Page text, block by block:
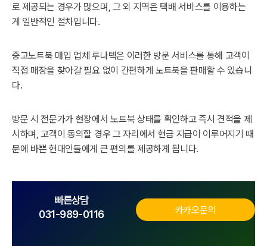
로 제공되는 경우가 많으며, 그 외 지역은 택배 서비스를 이용하는
게 일반적인 절차입니다.
중고노트북 매입 업체 루나텍은 이러한 방문 서비스를 통해 고객이
직접 매장을 찾아갈 필요 없이 간편하게 노트북을 판매할 수 있습니
다.
방문 시 전문가가 현장에서 노트북 상태를 확인하고 즉시 견적을 제
시하며, 고객이 동의할 경우 그 자리에서 현금 지급이 이루어지기 때
문에 바쁜 현대인들에게 큰 편의를 제공하게 됩니다.
빠른상담
031-989-0116
카카오문의